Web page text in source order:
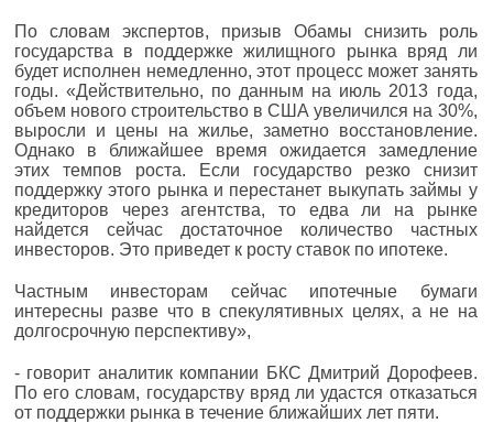
По словам экспертов, призыв Обамы снизить роль
государства в поддержке жилищного рынка вряд ли
будет исполнен немедленно, этот процесс может занять
годы. «Действительно, по данным на июль 2013 года,
объем нового строительство в США увеличился на 30%,
выросли и цены на жилье, заметно восстановление.
Однако в ближайшее время ожидается замедление
этих темпов роста. Если государство резко снизит
поддержку этого рынка и перестанет выкупать займы у
кредиторов через агентства, то едва ли на рынке
найдется сейчас достаточное количество частных
инвесторов. Это приведет к росту ставок по ипотеке.
Частным инвесторам сейчас ипотечные бумаги
интересны разве что в спекулятивных целях, а не на
долгосрочную перспективу»,
- говорит аналитик компании БКС Дмитрий Дорофеев.
По его словам, государству вряд ли удастся отказаться
от поддержки рынка в течение ближайших лет пяти.